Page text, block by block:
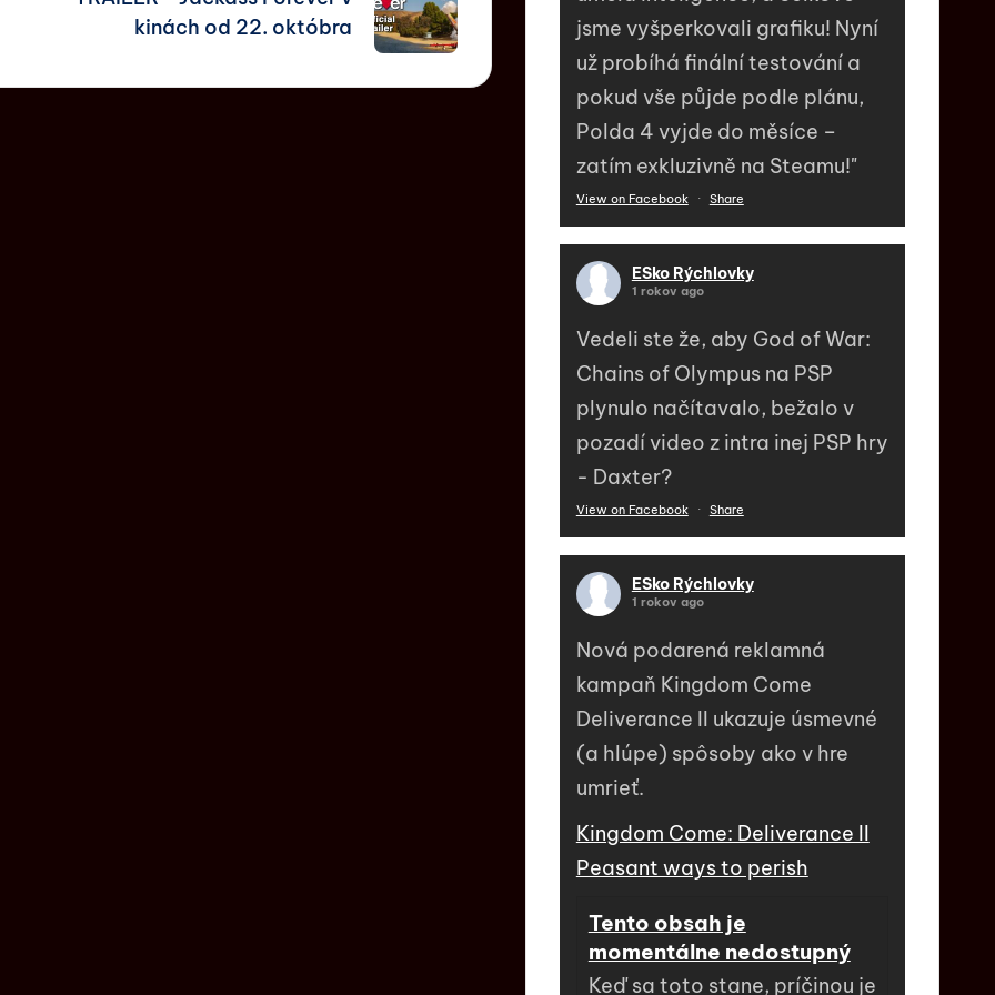
kinách od 22. októbra
jsme vyšperkovali grafiku! Nyní
už probíhá finální testování a
pokud vše půjde podle plánu,
Polda 4 vyjde do měsíce –
zatím exkluzivně na Steamu!"
View on Facebook · Share
ESko Rýchlovky
1 rokov ago
Vedeli ste že, aby God of War:
Chains of Olympus na PSP
plynulo načítavalo, bežalo v
pozadí video z intra inej PSP hry
- Daxter?
View on Facebook · Share
ESko Rýchlovky
1 rokov ago
Nová podarená reklamná
kampaň Kingdom Come
Deliverance II ukazuje úsmevné
(a hlúpe) spôsoby ako v hre
umrieť.
Kingdom Come: Deliverance II
Peasant ways to perish
Tento obsah je
momentálne nedostupný
Keď sa toto stane, príčinou je